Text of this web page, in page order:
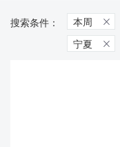
本周 
宁夏 